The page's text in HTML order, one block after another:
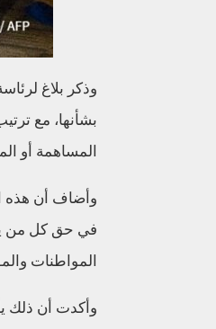
وذكر بلاغ
بشأنها، مع
المساهمة أو
وأضاف أن هذه
في حق كل من
المواطنات
وأكدت أن ذلك